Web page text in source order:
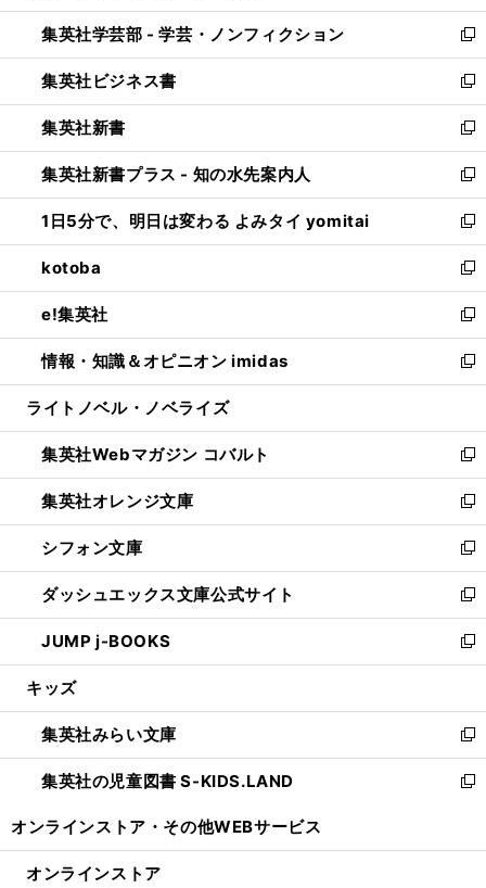
開
く
ウ
で
開
く
ン
ド
ウ
で
開
く
ウ
ィ
ン
ド
ウ
で
開
く
集英社学芸部 - 学芸・ノンフィクション
新
し
い
ウ
ィ
ン
ド
ウ
で
開
く
集英社ビジネス書
新
し
い
ウ
ィ
ン
ド
ウ
で
開
く
集英社新書
新
し
い
ウ
ィ
ン
ド
ウ
で
開
く
集英社新書プラス - 知の水先案内人
新
し
い
ウ
ィ
ン
ド
ウ
で
開
1日5分で、明日は変わる よみタイ yomitai
新
し
い
ウ
ィ
ン
ド
ウ
開
く
kotoba
新
し
い
ウ
ィ
ン
ウ
で
開
く
e!集英社
新
し
い
ウ
ン
ド
ウ
で
開
く
情報・知識＆オピニオン imidas
新
し
ウ
ィ
ン
ド
ウ
で
開
く
ライトノベル・ノベライズ
集英社Webマガジン コバルト
新
し
い
ウ
ィ
ン
ド
ウ
で
開
集英社オレンジ文庫
新
し
い
ウ
ィ
ン
ド
ウ
開
く
シフォン文庫
新
し
い
ウ
ィ
ン
ウ
で
開
く
ダッシュエックス文庫公式サイト
新
し
い
ウ
ン
ド
ウ
で
JUMP j-BOOKS
新
し
ウ
ィ
ン
ド
開
キッズ
集英社みらい文庫
新
し
い
ン
集英社の児童図書 S-KIDS.LAND
新
ウ
オンラインストア・ その他WEBサービス
オンラインストア